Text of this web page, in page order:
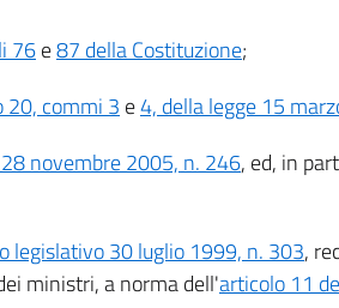
76e87 della Costituzione;
20, commi 3 e4, della legge 15
novembre 2005, n. 246, ed, in
legislativo 30 luglio 1999, n. 303,
ministri, a norma dell'articolo 11